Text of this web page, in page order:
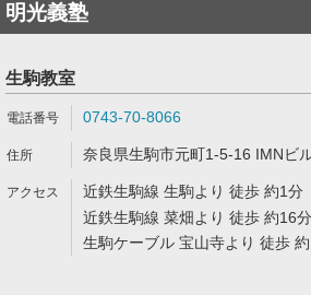
明光義塾
生駒教室
0743-70-8066
奈良県生駒市元町1-5-16 IMNビ
近鉄生駒線 生駒より 徒歩 約1分
近鉄生駒線 菜畑より 徒歩 約16分
生駒ケーブル 宝山寺より 徒歩